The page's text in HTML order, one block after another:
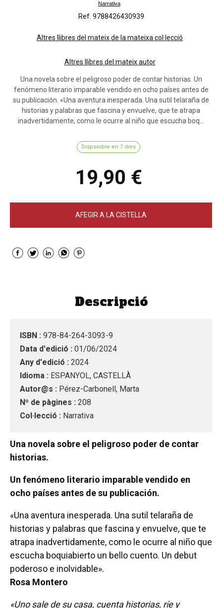
Narrativa
Ref. 9788426430939
Altres llibres del mateix de la mateixa col·lecció
Altres llibres del mateix autor
Una novela sobre el peligroso poder de contar historias. Un
fenómeno literario imparable vendido en ocho países antes de
su publicación. «Una aventura inesperada. Una sutil telaraña de
historias y palabras que fascina y envuelve, que te atrapa
inadvertidamente, como le ocurre al niño que escucha boq...
Disponible en 7 dies
19,90 €
AFEGIR A LA CISTELLA
Descripció
ISBN : 978-84-264-3093-9
Data d'edició : 01/06/2024
Any d'edició : 2024
Idioma : ESPANYOL, CASTELLÀ
Autor@s : Pérez-Carbonell, Marta
Nº de pàgines : 208
Col·lecció : Narrativa
Una novela sobre el peligroso poder de contar
historias.
Un fenómeno literario imparable vendido en
ocho países antes de su publicación.
«Una aventura inesperada. Una sutil telaraña de
historias y palabras que fascina y envuelve, que te
atrapa inadvertidamente, como le ocurre al niño que
escucha boquiabierto un bello cuento. Un debut
poderoso e inolvidable».
Rosa Montero
«Uno sale de su casa, cuenta historias, ríe y